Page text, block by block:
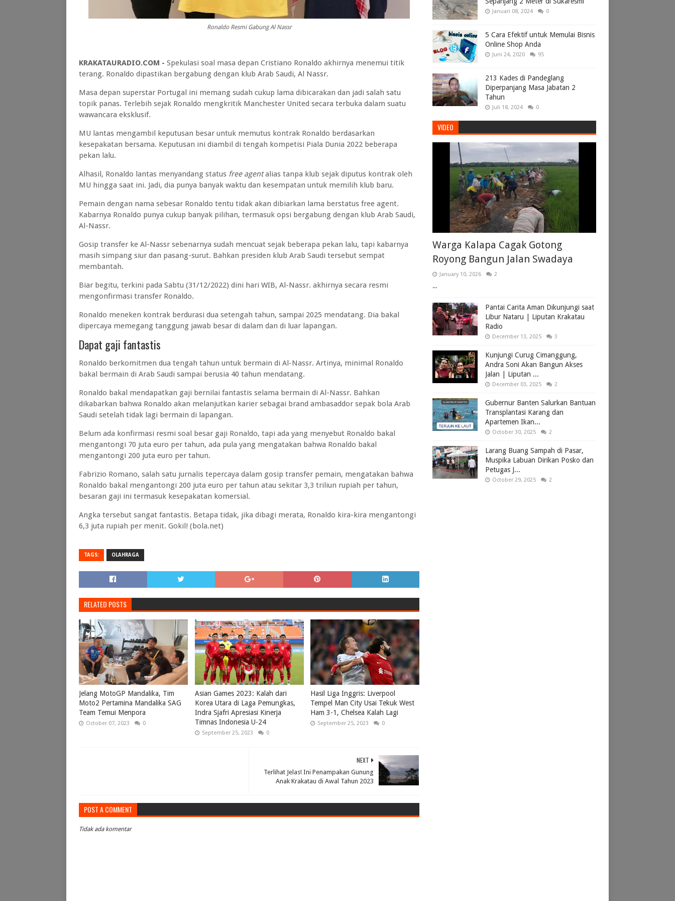
Ronaldo Resmi Gabung Al Nassr
KRAKATAURADIO.COM - Spekulasi soal masa depan Cristiano Ronaldo akhirnya menemui titik
terang. Ronaldo dipastikan bergabung dengan klub Arab Saudi, Al Nassr.
Masa depan superstar Portugal ini memang sudah cukup lama dibicarakan dan jadi salah satu
topik panas. Terlebih sejak Ronaldo mengkritik Manchester United secara terbuka dalam suatu
wawancara eksklusif.
MU lantas mengambil keputusan besar untuk memutus kontrak Ronaldo berdasarkan
kesepakatan bersama. Keputusan ini diambil di tengah kompetisi Piala Dunia 2022 beberapa
pekan lalu.
Alhasil, Ronaldo lantas menyandang status free agentalias tanpa klub sejak diputus kontrak oleh
MU hingga saat ini. Jadi, dia punya banyak waktu dan kesempatan untuk memilih klub baru.
Pemain dengan nama sebesar Ronaldo tentu tidak akan dibiarkan lama berstatus free agent.
Kabarnya Ronaldo punya cukup banyak pilihan, termasuk opsi bergabung dengan klub Arab Saudi,
Al-Nassr.
Gosip transfer ke Al-Nassr sebenarnya sudah mencuat sejak beberapa pekan lalu, tapi kabarnya
masih simpang siur dan pasang-surut. Bahkan presiden klub Arab Saudi tersebut sempat
membantah.
Biar begitu, terkini pada Sabtu (31/12/2022) dini hari WIB, Al-Nassr. akhirnya secara resmi
mengonfirmasi transfer Ronaldo.
Ronaldo meneken kontrak berdurasi dua setengah tahun, sampai 2025 mendatang. Dia bakal
dipercaya memegang tanggung jawab besar di dalam dan di luar lapangan.
Dapat gaji fantastis
Ronaldo berkomitmen dua tengah tahun untuk bermain di Al-Nassr. Artinya, minimal Ronaldo
bakal bermain di Arab Saudi sampai berusia 40 tahun mendatang.
Ronaldo bakal mendapatkan gaji bernilai fantastis selama bermain di Al-Nassr. Bahkan
dikabarkan bahwa Ronaldo akan melanjutkan karier sebagai brand ambasaddor sepak bola Arab
Saudi setelah tidak lagi bermain di lapangan.
Belum ada konfirmasi resmi soal besar gaji Ronaldo, tapi ada yang menyebut Ronaldo bakal
mengantongi 70 juta euro per tahun, ada pula yang mengatakan bahwa Ronaldo bakal
mengantongi 200 juta euro per tahun.
Fabrizio Romano, salah satu jurnalis tepercaya dalam gosip transfer pemain, mengatakan bahwa
Ronaldo bakal mengantongi 200 juta euro per tahun atau sekitar 3,3 triliun rupiah per tahun,
besaran gaji ini termasuk kesepakatan komersial.
Angka tersebut sangat fantastis. Betapa tidak, jika dibagi merata, Ronaldo kira-kira mengantongi
6,3 juta rupiah per menit. Gokil! (bola.net)
TAGS: OLAHRAGA
RELATED POSTS
Jelang MotoGP Mandalika, Tim
Moto2 Pertamina Mandalika SAG
Team Temui Menpora
October 07, 2023 0
Asian Games 2023: Kalah dari
Korea Utara di Laga Pemungkas,
Indra Sjafri Apresiasi Kinerja
Timnas Indonesia U-24
September 25, 2023 0
Hasil Liga Inggris: Liverpool
Tempel Man City Usai Tekuk West
Ham 3-1, Chelsea Kalah Lagi
September 25, 2023 0
NEXT
Terlihat Jelas! Ini Penampakan Gunung
Anak Krakatau di Awal Tahun 2023
POST A COMMENT
Tidak ada komentar
Januari 08, 2024 0
5 Cara Efektif untuk Memulai Bisnis
Online Shop Anda
Juni 24, 2020 95
213 Kades di Pandeglang
Diperpanjang Masa Jabatan 2
Tahun
Juli 18, 2024 0
VIDEO
Warga Kalapa Cagak Gotong
Royong Bangun Jalan Swadaya
January 10, 2026 2
...
Pantai Carita Aman Dikunjungi saat
Libur Nataru | Liputan Krakatau
Radio
December 13, 2025 3
Kunjungi Curug Cimanggung,
Andra Soni Akan Bangun Akses
Jalan | Liputan ...
December 03, 2025 2
Gubernur Banten Salurkan Bantuan
Transplantasi Karang dan
Apartemen Ikan...
October 30, 2025 2
Larang Buang Sampah di Pasar,
Muspika Labuan Dirikan Posko dan
Petugas J...
October 29, 2025 2